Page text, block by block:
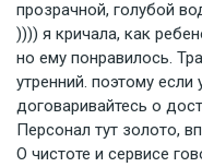
прозрачной, голубой
)))) я кричала, как
но ему понравилось.
утренний. поэтому если
договаривайтесь о
Персонал тут золото,
О чистоте и сервисе